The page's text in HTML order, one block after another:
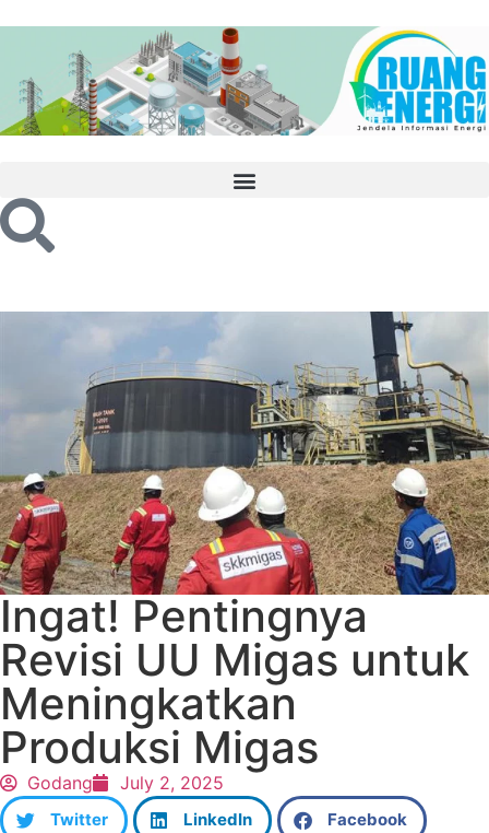
Ingat! Pentingnya
Revisi UU Migas untuk
Meningkatkan
Produksi Migas
Godang July 2, 2025
Twitter LinkedIn Facebook